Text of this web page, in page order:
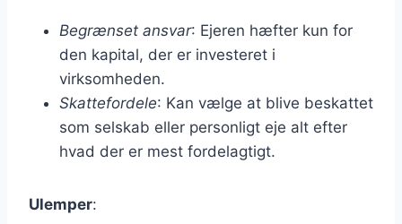
Begrænset ansvar: Ejeren hæfter kun for
den kapital, der er investeret i
virksomheden.
Skattefordele: Kan vælge at blive beskattet
som selskab eller personligt eje alt efter
hvad der er mest fordelagtigt.
Ulemper: